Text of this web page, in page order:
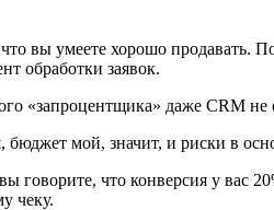
вы умеете хорошо продавать.
обработки заявок.
«запроцентщика» даже CRM не
мой, значит, и риски в
что конверсия у вас
чеку.